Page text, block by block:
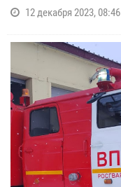
12 декабря 2023, 08:46